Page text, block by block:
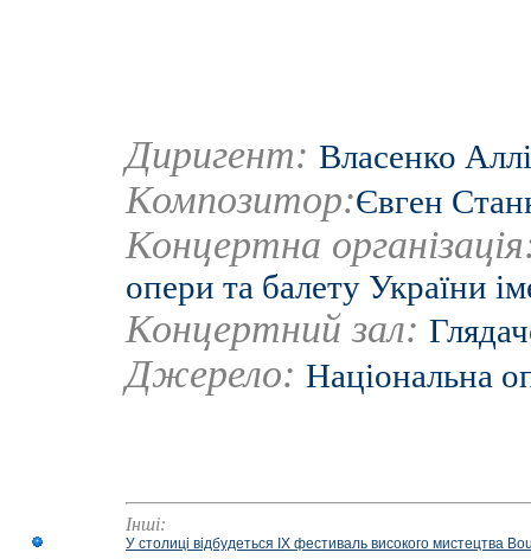
Диригент: Власенко
Композитор:Євген
Концертна
опери та балету України
Концертний зал:
Джерело: Національна
Інші:
У столиці відбудеться IX фестиваль високого мистецтва